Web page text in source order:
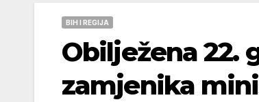
BIH I REGIJA
Obilježena 22.
zamjenika